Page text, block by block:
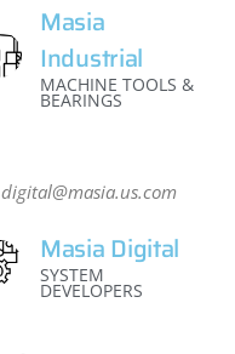
Masia
Industrial
MACHINE TOOLS &
BEARINGS
digital@masia.us.com
Masia Digital
SYSTEM
DEVELOPERS